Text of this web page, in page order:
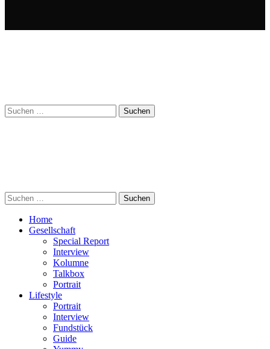
Suchen
nach:
Suchen
nach:
Home
Gesellschaft
Special Report
Interview
Kolumne
Talkbox
Portrait
Lifestyle
Portrait
Interview
Fundstück
Guide